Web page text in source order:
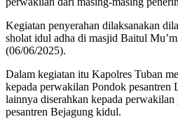
Kegiatan penyerahan dilaksanakan
sholat idul adha di masjid Baitul
(06/06/2025).
Dalam kegiatan itu Kapolres Tuban
kepada perwakilan Pondok pesantren
lainnya diserahkan kepada
pesantren Bejagung kidul.